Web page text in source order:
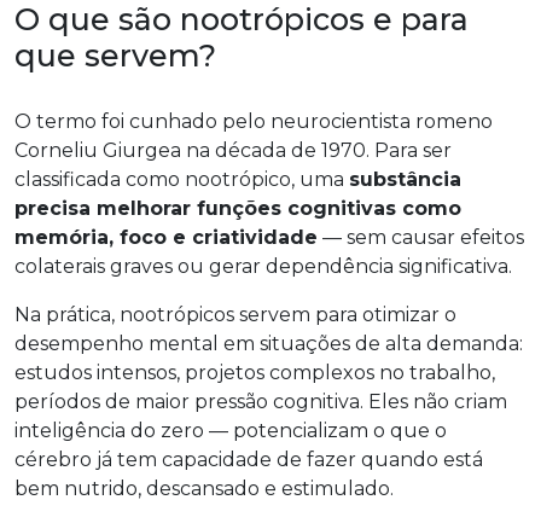
O que são nootrópicos e para
que servem?
O termo foi cunhado pelo neurocientista romeno
Corneliu Giurgea na década de 1970. Para ser
classificada como nootrópico, uma substância
precisa melhorar funções cognitivas como
memória, foco e criatividade — sem causar efeitos
colaterais graves ou gerar dependência significativa.
Na prática, nootrópicos servem para otimizar o
desempenho mental em situações de alta demanda:
estudos intensos, projetos complexos no trabalho,
períodos de maior pressão cognitiva. Eles não criam
inteligência do zero — potencializam o que o
cérebro já tem capacidade de fazer quando está
bem nutrido, descansado e estimulado.